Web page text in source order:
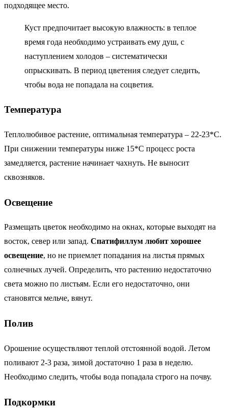
подходящее место.
Куст предпочитает высокую влажность: в теплое
время года необходимо устраивать ему душ, с
наступлением холодов – систематически
опрыскивать. В период цветения следует следить,
чтобы вода не попадала на соцветия.
Температура
Теплолюбивое растение, оптимальная температура – 22-23*С.
При снижении температуры ниже 15*С процесс роста
замедляется, растение начинает чахнуть. Не выносит
сквозняков.
Освещение
Размещать цветок необходимо на окнах, которые выходят на
восток, север или запад. Спатифиллум любит хорошее
освещение, но не приемлет попадания на листья прямых
солнечных лучей. Определить, что растению недостаточно
света можно по листьям. Если его недостаточно, они
становятся мельче, вянут.
Полив
Орошение осуществляют теплой отстоянной водой. Летом
поливают 2-3 раза, зимой достаточно 1 раза в неделю.
Необходимо следить, чтобы вода попадала строго на почву.
Подкормки